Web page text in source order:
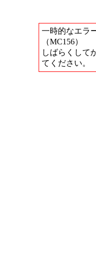
一時的なエラ
（MC156）
しばらくして
てください。